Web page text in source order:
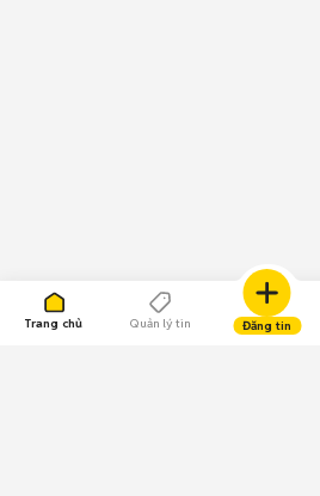
Trang chủ Quản lý tin Đăng tin